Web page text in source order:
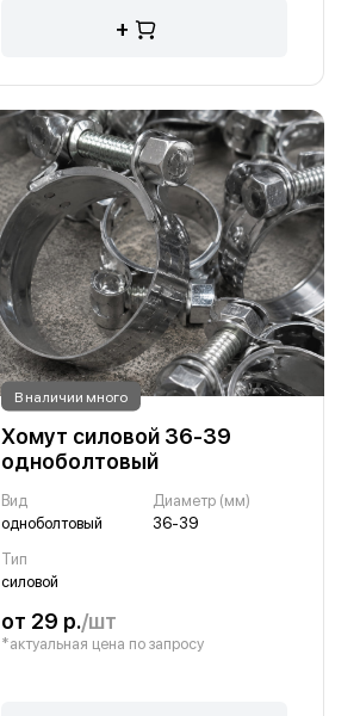
+
В наличии много
Хомут силовой 36-39
одноболтовый
Вид
одноболтовый
Диаметр (мм)
36-39
Тип
силовой
от 29 р./шт
*актуальная цена по запросу